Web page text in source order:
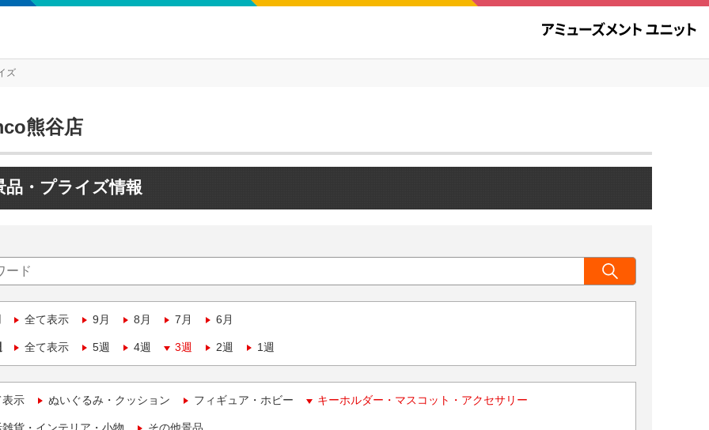
ズ
熊谷店
品・プライズ情報
全て表示 9月 8月 7月 6月
全て表示 5週 4週 3週 2週 1週
表示 ぬいぐるみ・クッション フィギュア・ホビー キーホルダー・マスコット・アクセサリー